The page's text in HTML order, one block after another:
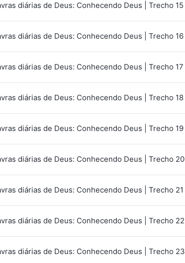
diárias de Deus: Conhecendo Deus | Trecho 15
diárias de Deus: Conhecendo Deus | Trecho 16
diárias de Deus: Conhecendo Deus | Trecho 17
diárias de Deus: Conhecendo Deus | Trecho 18
diárias de Deus: Conhecendo Deus | Trecho 19
diárias de Deus: Conhecendo Deus | Trecho 20
diárias de Deus: Conhecendo Deus | Trecho 21
diárias de Deus: Conhecendo Deus | Trecho 22
diárias de Deus: Conhecendo Deus | Trecho 23